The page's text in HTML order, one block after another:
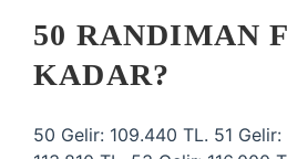
50 RANDIMAN
KADAR?
50 Gelir: 109.440 TL. 51 Gelir: